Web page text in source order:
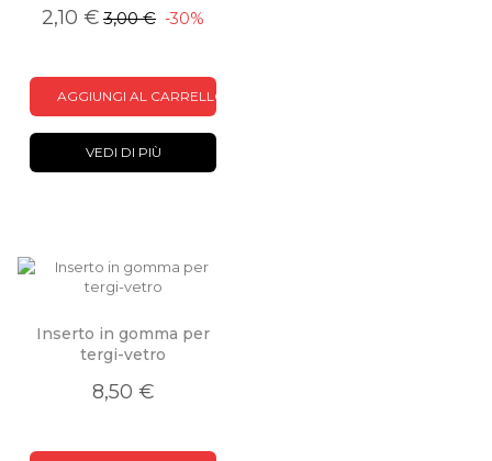
2,10 € 3,00 € -30%
AGGIUNGI AL CARRELLO
VEDI DI PIÙ
Inserto in gomma per
tergi-vetro
8,50 €